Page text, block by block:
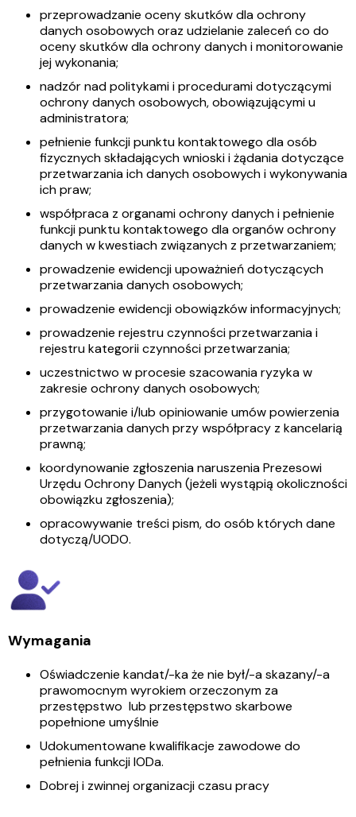
przeprowadzanie oceny skutków dla ochrony
danych osobowych oraz udzielanie zaleceń co do
oceny skutków dla ochrony danych i monitorowanie
jej wykonania;
nadzór nad politykami i procedurami dotyczącymi
ochrony danych osobowych, obowiązującymi u
administratora;
pełnienie funkcji punktu kontaktowego dla osób
fizycznych składających wnioski i żądania dotyczące
przetwarzania ich danych osobowych i wykonywania
ich praw;
współpraca z organami ochrony danych i pełnienie
funkcji punktu kontaktowego dla organów ochrony
danych w kwestiach związanych z przetwarzaniem;
prowadzenie ewidencji upoważnień dotyczących
przetwarzania danych osobowych;
prowadzenie ewidencji obowiązków informacyjnych;
prowadzenie rejestru czynności przetwarzania i
rejestru kategorii czynności przetwarzania;
uczestnictwo w procesie szacowania ryzyka w
zakresie ochrony danych osobowych;
przygotowanie i/lub opiniowanie umów powierzenia
przetwarzania danych przy współpracy z kancelarią
prawną;
koordynowanie zgłoszenia naruszenia Prezesowi
Urzędu Ochrony Danych (jeżeli wystąpią okoliczności
obowiązku zgłoszenia);
opracowywanie treści pism, do osób których dane
dotyczą/UODO.
Wymagania
Oświadczenie kandat/-ka że nie był/-a skazany/-a
prawomocnym wyrokiem orzeczonym za
przestępstwo lub przestępstwo skarbowe
popełnione umyślnie
Udokumentowane kwalifikacje zawodowe do
pełnienia funkcji IODa.
Dobrej i zwinnej organizacji czasu pracy